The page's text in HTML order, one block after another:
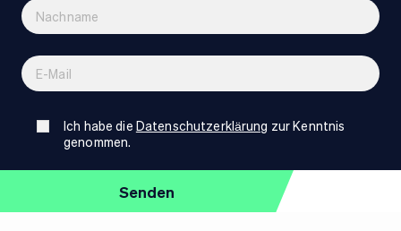
Ich habe die Datenschutzerklärung zur Kenntnis
genommen.